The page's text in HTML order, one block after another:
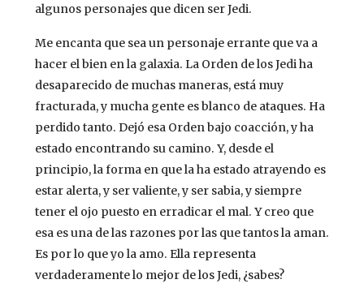
algunos personajes que dicen ser Jedi.
Me encanta que sea un personaje errante que va a
hacer el bien en la galaxia. La Orden de los Jedi ha
desaparecido de muchas maneras, está muy
fracturada, y mucha gente es blanco de ataques. Ha
perdido tanto. Dejó esa Orden bajo coacción, y ha
estado encontrando su camino. Y, desde el
principio, la forma en que la ha estado atrayendo es
estar alerta, y ser valiente, y ser sabia, y siempre
tener el ojo puesto en erradicar el mal. Y creo que
esa es una de las razones por las que tantos la aman.
Es por lo que yo la amo. Ella representa
verdaderamente lo mejor de los Jedi, ¿sabes?